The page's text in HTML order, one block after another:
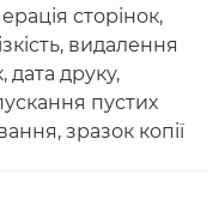
сторінок,
видалення
друку,
пустих
зразок копії